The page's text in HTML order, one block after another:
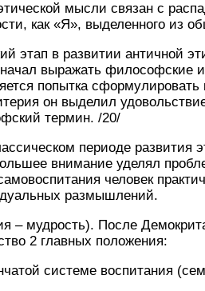
мысли связан с
как «Я», выделенного из
этап в развитии античной
выражать философские
попытка
он выделил
термин. /20/
периоде развития
внимание уделял
человек
размышлений.
– мудрость). После
2 главных положения:
системе воспитания